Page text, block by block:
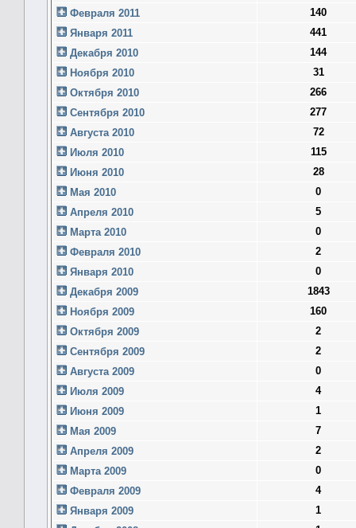
Февраля 2011
140
Января 2011
441
Декабря 2010
144
Ноября 2010
31
Октября 2010
266
Сентября 2010
277
Августа 2010
72
Июля 2010
115
Июня 2010
28
Мая 2010
0
Апреля 2010
5
Марта 2010
0
Февраля 2010
2
Января 2010
0
Декабря 2009
1843
Ноября 2009
160
Октября 2009
2
Сентября 2009
2
Августа 2009
0
Июля 2009
4
Июня 2009
1
Мая 2009
7
Апреля 2009
2
Марта 2009
0
Февраля 2009
4
Января 2009
1